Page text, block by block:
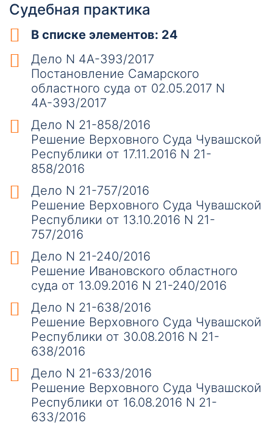
Судебная практика
В списке элементов: 24
Дело N 4А-393/2017
Постановление Самарского
областного суда от 02.05.2017 N
4А-393/2017
Дело N 21-858/2016
Решение Верховного Суда Чувашской
Республики от 17.11.2016 N 21-
858/2016
Дело N 21-757/2016
Решение Верховного Суда Чувашской
Республики от 13.10.2016 N 21-
757/2016
Дело N 21-240/2016
Решение Ивановского областного
суда от 13.09.2016 N 21-240/2016
Дело N 21-638/2016
Решение Верховного Суда Чувашской
Республики от 30.08.2016 N 21-
638/2016
Дело N 21-633/2016
Решение Верховного Суда Чувашской
Республики от 16.08.2016 N 21-
633/2016